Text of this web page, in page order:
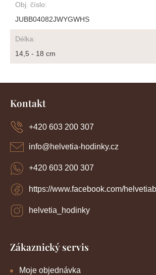
Obj. číslo:
JUBB04082JWYGWHS
Délka:
14,5 - 18 cm
Kontakt
info@helvetia-hodinky.cz
+420 603 200 307
https://www.facebook.com/
helvetia_hodinky
+420 603 200 307
Zákaznický servis
Moje objednávka